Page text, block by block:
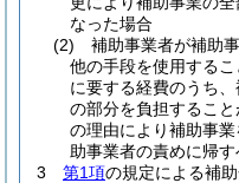
なった場合
(2)
補助事業者が補助
他の手段を使用する
に要する経費のうち
の部分を負担するこ
の理由により補助事
助事業者の責めに帰
3
第1項の規定による補